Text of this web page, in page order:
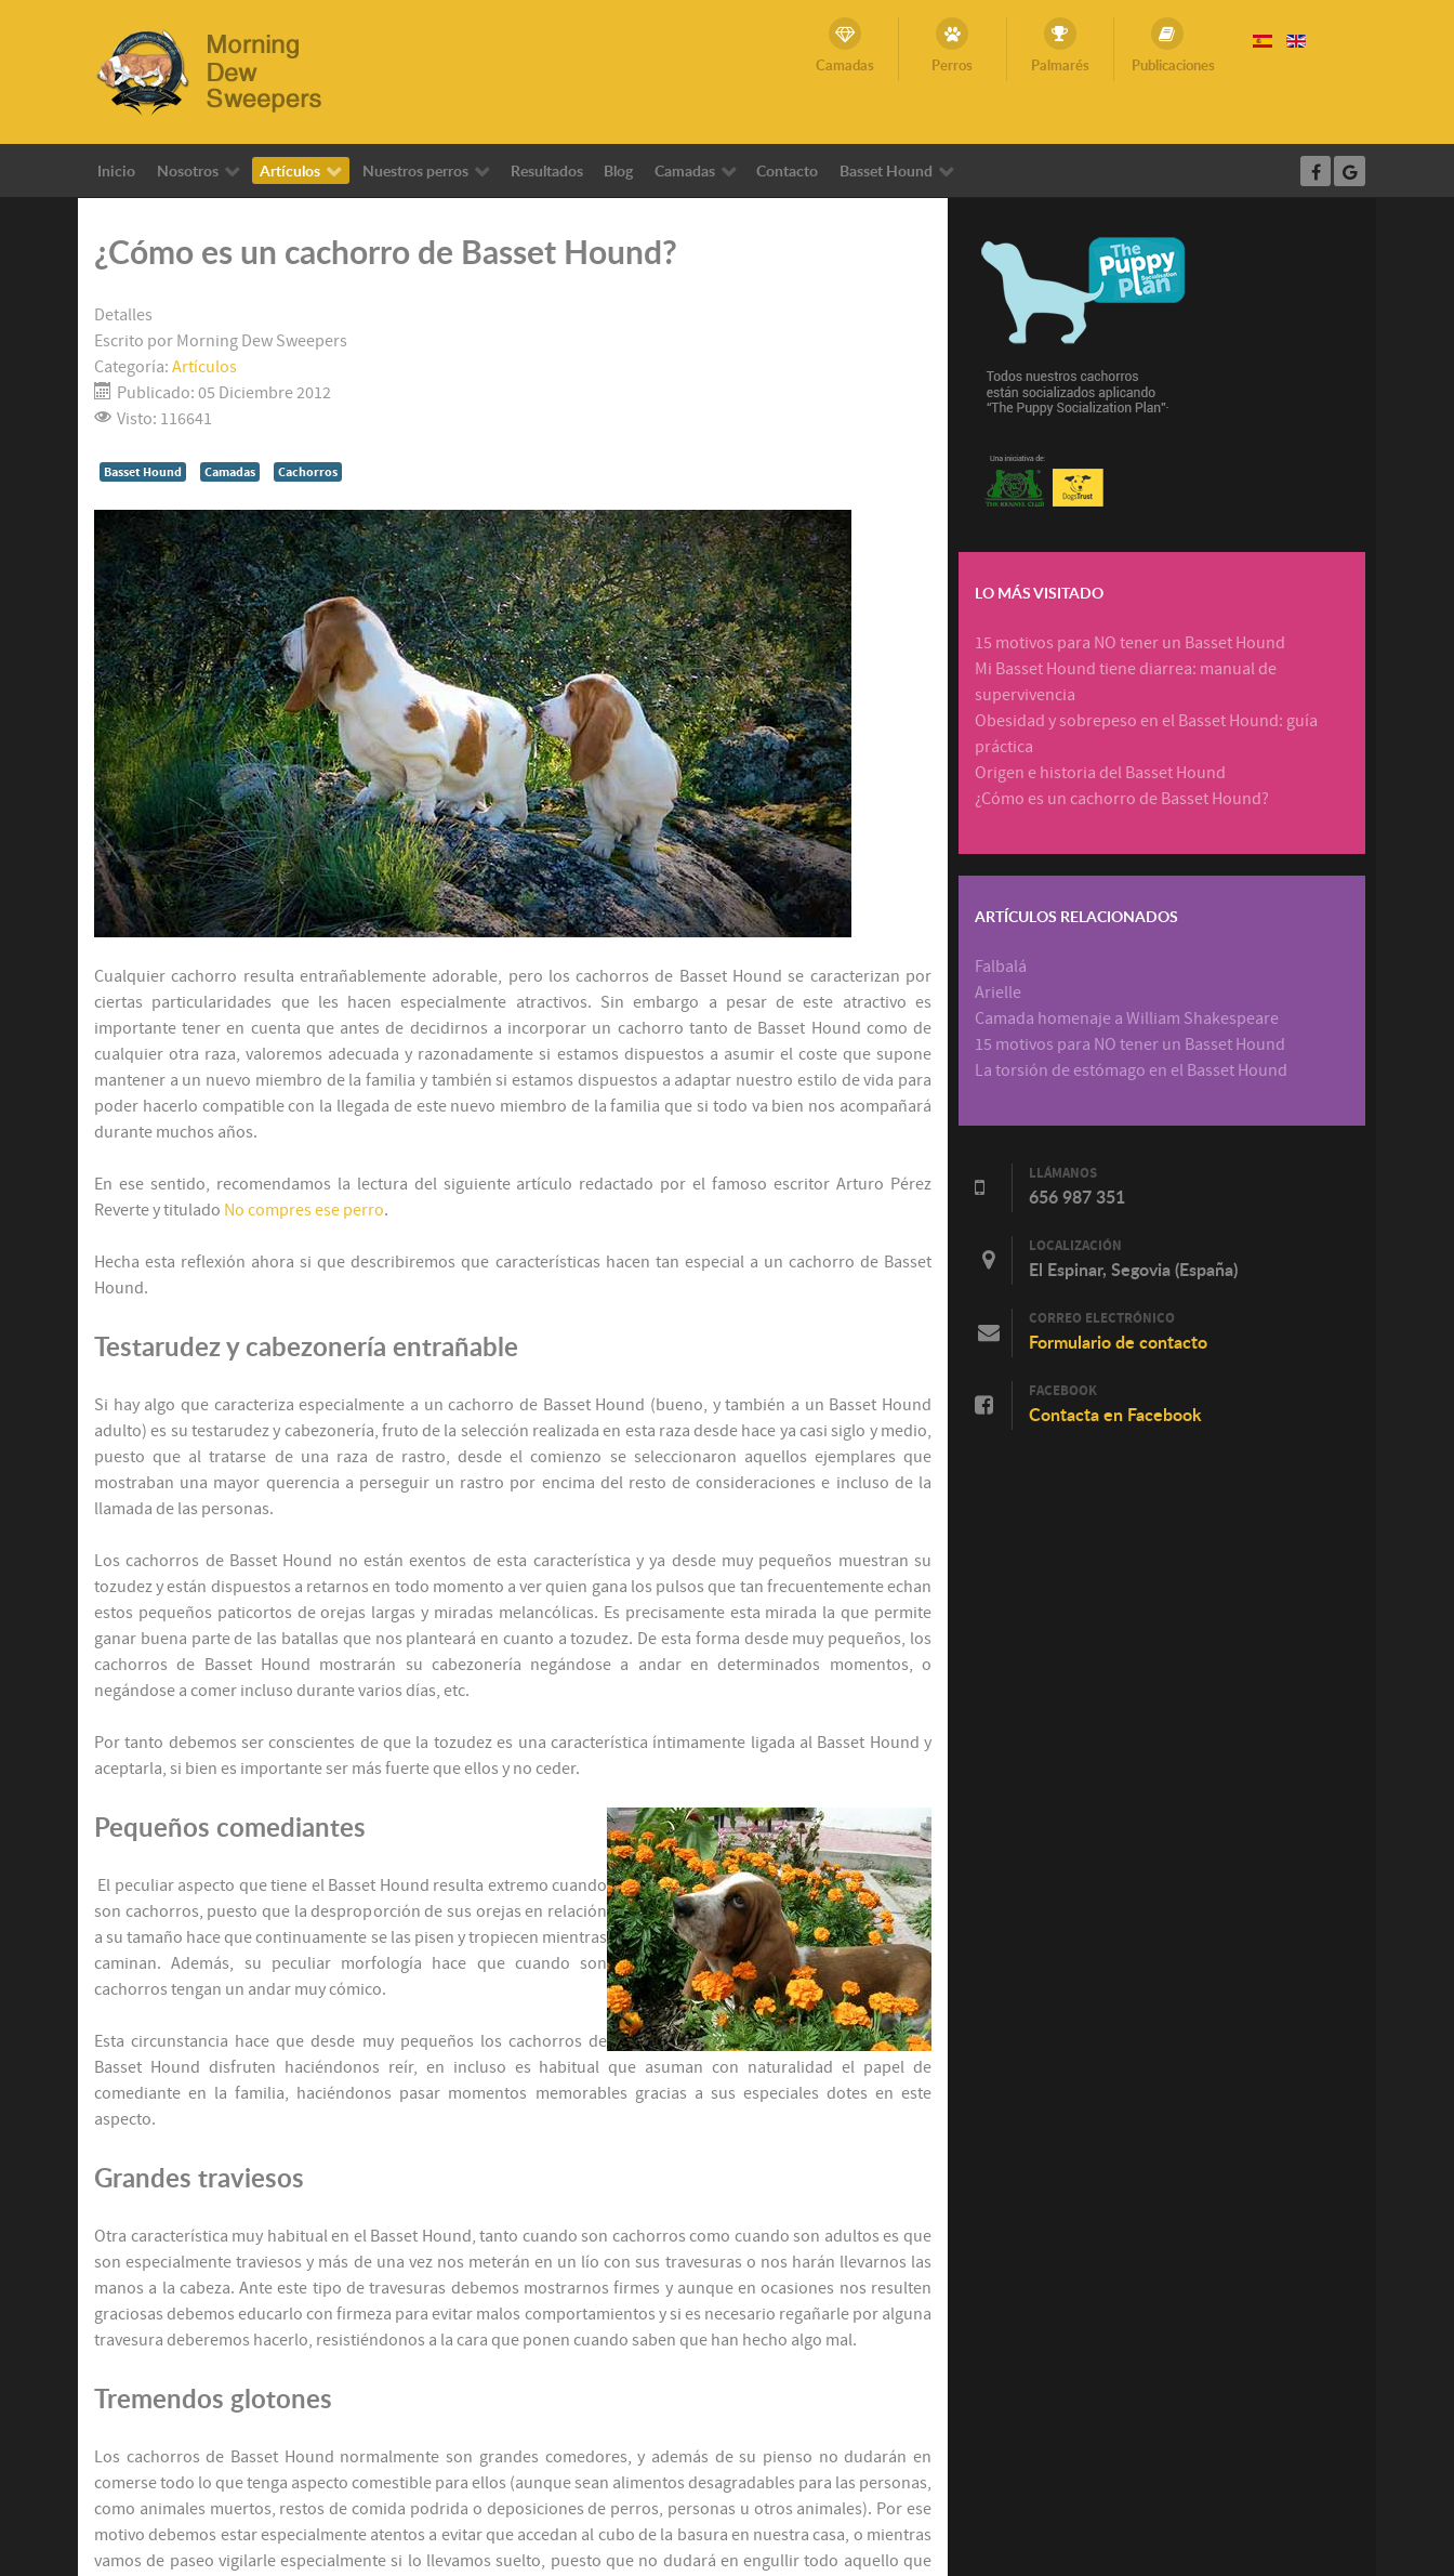
Camadas Perros Palmarés Publicaciones
Inicio Nosotros Artículos Nuestros perros Resultados Blog Camadas Contacto Basset Hound
¿Cómo es un cachorro de Basset Hound?
Detalles
Escrito por Morning Dew Sweepers
Categoría: Artículos
Publicado: 05 Diciembre 2012
Visto: 116641
Basset Hound Camadas Cachorros
Cualquier cachorro resulta entrañablemente adorable, pero los cachorros de Basset Hound se caracterizan por
ciertas particularidades que les hacen especialmente atractivos. Sin embargo a pesar de este atractivo es
importante tener en cuenta que antes de decidirnos a incorporar un cachorro tanto de Basset Hound como de
cualquier otra raza, valoremos adecuada y razonadamente si estamos dispuestos a asumir el coste que supone
mantener a un nuevo miembro de la familia y también si estamos dispuestos a adaptar nuestro estilo de vida para
poder hacerlo compatible con la llegada de este nuevo miembro de la familia que si todo va bien nos acompañará
durante muchos años.
En ese sentido, recomendamos la lectura del siguiente artículo redactado por el famoso escritor Arturo Pérez
Reverte y titulado No compres ese perro.
Hecha esta reflexión ahora si que describiremos que características hacen tan especial a un cachorro de Basset
Hound.
Testarudez y cabezonería entrañable
Si hay algo que caracteriza especialmente a un cachorro de Basset Hound (bueno, y también a un Basset Hound
adulto) es su testarudez y cabezonería, fruto de la selección realizada en esta raza desde hace ya casi siglo y medio,
puesto que al tratarse de una raza de rastro, desde el comienzo se seleccionaron aquellos ejemplares que
mostraban una mayor querencia a perseguir un rastro por encima del resto de consideraciones e incluso de la
llamada de las personas.
Los cachorros de Basset Hound no están exentos de esta característica y ya desde muy pequeños muestran su
tozudez y están dispuestos a retarnos en todo momento a ver quien gana los pulsos que tan frecuentemente echan
estos pequeños paticortos de orejas largas y miradas melancólicas. Es precisamente esta mirada la que permite
ganar buena parte de las batallas que nos planteará en cuanto a tozudez. De esta forma desde muy pequeños, los
cachorros de Basset Hound mostrarán su cabezonería negándose a andar en determinados momentos, o
negándose a comer incluso durante varios días, etc.
Por tanto debemos ser conscientes de que la tozudez es una característica íntimamente ligada al Basset Hound y
aceptarla, si bien es importante ser más fuerte que ellos y no ceder.
Pequeños comediantes
El peculiar aspecto que tiene el Basset Hound resulta extremo cuando
son cachorros, puesto que la desproporción de sus orejas en relación
a su tamaño hace que continuamente se las pisen y tropiecen mientras
caminan. Además, su peculiar morfología hace que cuando son
cachorros tengan un andar muy cómico.
Esta circunstancia hace que desde muy pequeños los cachorros de
Basset Hound disfruten haciéndonos reír, en incluso es habitual que asuman con naturalidad el papel de
comediante en la familia, haciéndonos pasar momentos memorables gracias a sus especiales dotes en este
aspecto.
Grandes traviesos
Otra característica muy habitual en el Basset Hound, tanto cuando son cachorros como cuando son adultos es que
son especialmente traviesos y más de una vez nos meterán en un lío con sus travesuras o nos harán llevarnos las
manos a la cabeza. Ante este tipo de travesuras debemos mostrarnos firmes y aunque en ocasiones nos resulten
graciosas debemos educarlo con firmeza para evitar malos comportamientos y si es necesario regañarle por alguna
travesura deberemos hacerlo, resistiéndonos a la cara que ponen cuando saben que han hecho algo mal.
Tremendos glotones
Los cachorros de Basset Hound normalmente son grandes comedores, y además de su pienso no dudarán en
comerse todo lo que tenga aspecto comestible para ellos (aunque sean alimentos desagradables para las personas,
como animales muertos, restos de comida podrida o deposiciones de perros, personas u otros animales). Por ese
motivo debemos estar especialmente atentos a evitar que accedan al cubo de la basura en nuestra casa, o mientras
vamos de paseo vigilarle especialmente si lo llevamos suelto, puesto que no dudará en engullir todo aquello que
LO MÁS VISITADO
15 motivos para NO tener un Basset Hound
Mi Basset Hound tiene diarrea: manual de
supervivencia
Obesidad y sobrepeso en el Basset Hound: guía
práctica
Origen e historia del Basset Hound
¿Cómo es un cachorro de Basset Hound?
ARTÍCULOS RELACIONADOS
Falbalá
Arielle
Camada homenaje a William Shakespeare
15 motivos para NO tener un Basset Hound
La torsión de estómago en el Basset Hound
LLÁMANOS
656 987 351
LOCALIZACIÓN
El Espinar, Segovia (España)
CORREO ELECTRÓNICO
Formulario de contacto
FACEBOOK
Contacta en Facebook